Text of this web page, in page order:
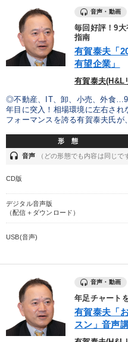
インフレ対策・値上げ
※「更新」を押すと「タグ・キーワード」
音声・動画
毎回好評！9
指南
有賀泰夫「
有望企業」
有賀泰夫(H&L
◎不動産、IT、卸、小売、外食
年目に突入！相場環境に左右さ
フォーマンスを誇る有賀泰夫氏が
形 態
headset 音声 （どの形態でも内容は同じで
CD版
デジタル音声版
（配信＋ダウンロード）
USB(音声)
音声・動画
年足チャート
有賀泰夫「
スン」音声